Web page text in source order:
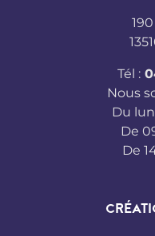
Tél :
Nous
Du
De
De